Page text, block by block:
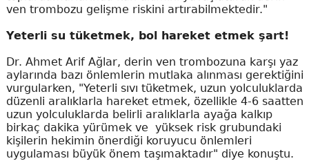
ven trombozu gelişme riskini artırabilmektedir."
Yeterli su tüketmek, bol hareket etmek şart!
Dr. Ahmet Arif Ağlar, derin ven trombozuna karşı yaz
aylarında bazı önlemlerin mutlaka alınması gerektiğini
vurgularken, "Yeterli sıvı tüketmek, uzun yolculuklarda
düzenli aralıklarla hareket etmek, özellikle 4-6 saatten
uzun yolculuklarda belirli aralıklarla ayağa kalkıp
birkaç dakika yürümek ve yüksek risk grubundaki
kişilerin hekimin önerdiği koruyucu önlemleri
uygulaması büyük önem taşımaktadır" diye konuştu.